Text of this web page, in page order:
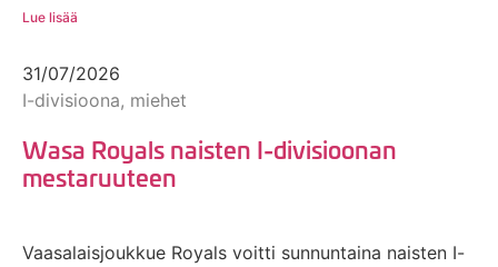
Lue lisää
31/07/2026
I-divisioona, miehet
Wasa Royals naisten I-divisioonan
mestaruuteen
Vaasalaisjoukkue Royals voitti sunnuntaina naisten I-